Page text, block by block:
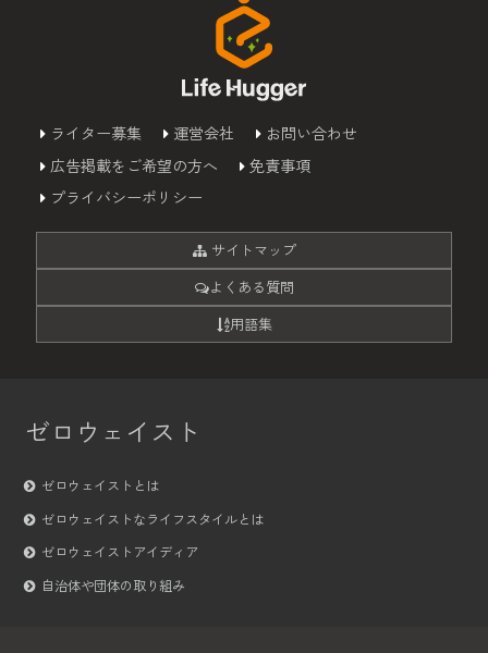
ライター募集 運営会社
お問い合わせ
広告掲載をご希望の方へ
免責事項
プライバシーポリシー
サイトマップ
よくある質問
用語集
ゼロウェイスト
ゼロウェイストとは
ゼロウェイストなライフスタイルとは
ゼロウェイストアイディア
自治体や団体の取り組み